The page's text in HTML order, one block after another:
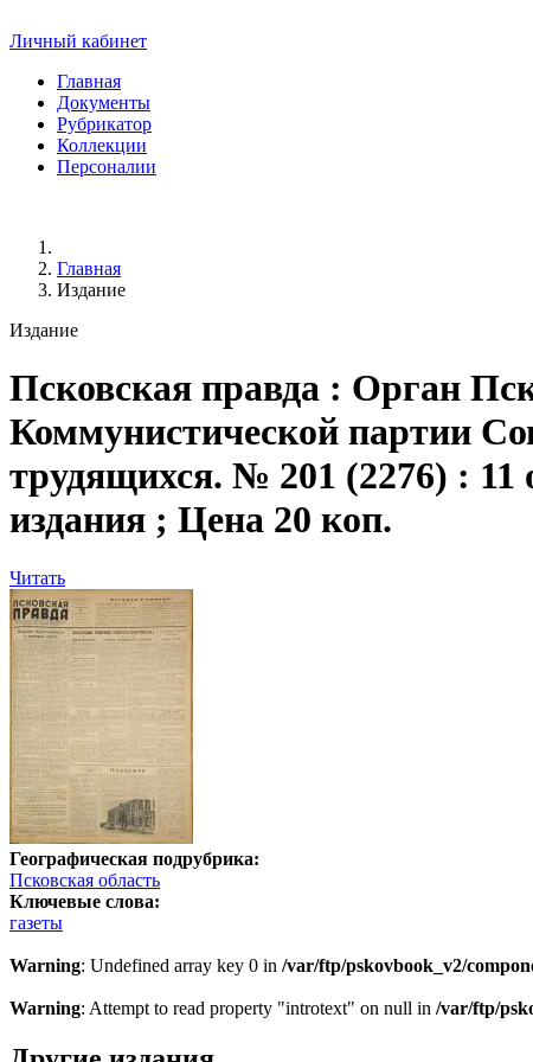
Личный кабинет
Главная
Документы
Рубрикатор
Коллекции
Персоналии
Главная
Издание
Издание
Псковская правда : Орган
Коммунистической партии
трудящихся. № 201 (2276) : 11
издания ; Цена 20 коп.
Читать
Географическая подрубрика:
Псковская область
Ключевые слова:
газеты
Warning: Undefined array key 0 in /var/ftp/pskovbook_v2/
Warning: Attempt to read property "introtext" on null in /var/ftp/